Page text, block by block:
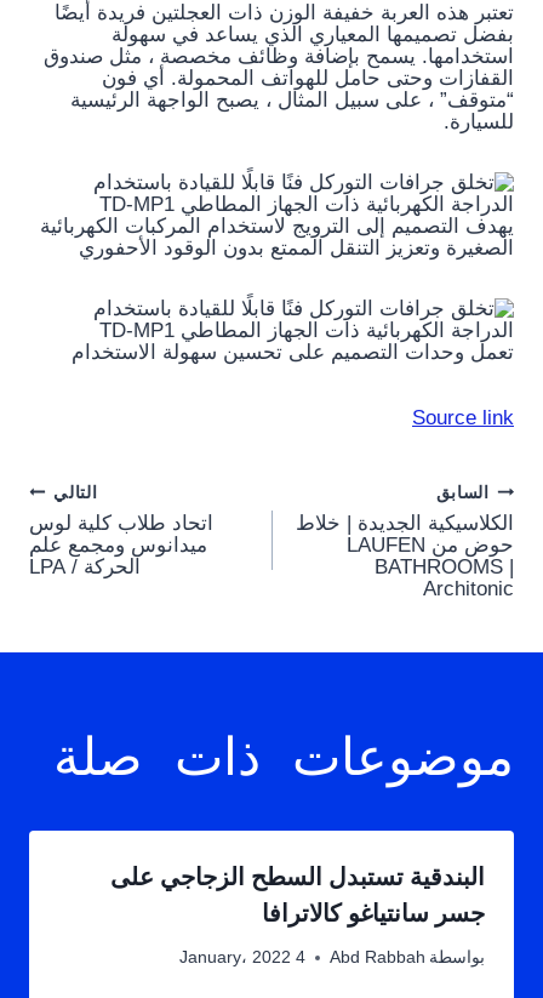
تعتبر هذه العربة خفيفة الوزن ذات العجلتين فريدة أيضًا
بفضل تصميمها المعياري الذي يساعد في سهولة
استخدامها. يسمح بإضافة وظائف مخصصة ، مثل صندوق
القفازات وحتى حامل للهواتف المحمولة. أي فون
“متوقف” ، على سبيل المثال ، يصبح الواجهة الرئيسية
للسيارة.
يهدف التصميم إلى الترويج لاستخدام المركبات الكهربائية
الصغيرة وتعزيز التنقل الممتع بدون الوقود الأحفوري
تعمل وحدات التصميم على تحسين سهولة الاستخدام
Source link
Post
navigation
السابق
الكلاسيكية الجديدة | خلاط
حوض من LAUFEN
BATHROOMS |
Architonic
التالي
اتحاد طلاب كلية لوس
ميدانوس ومجمع علم
الحركة / LPA
موضوعات ذات صلة
البندقية تستبدل السطح الزجاجي على
جسر سانتياغو كالاترافا
بواسطة Abd Rabbah 4 January، 2022